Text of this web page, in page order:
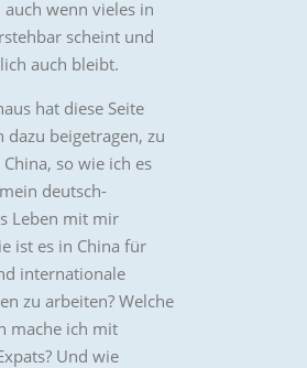
auch wenn vieles in
scheint und
auch bleibt.
hat diese Seite
dazu beigetragen, zu
China, so wie ich es
deutsch-
Leben mit mir
ist es in China für
internationale
zu arbeiten? Welche
mache ich mit
Und wie